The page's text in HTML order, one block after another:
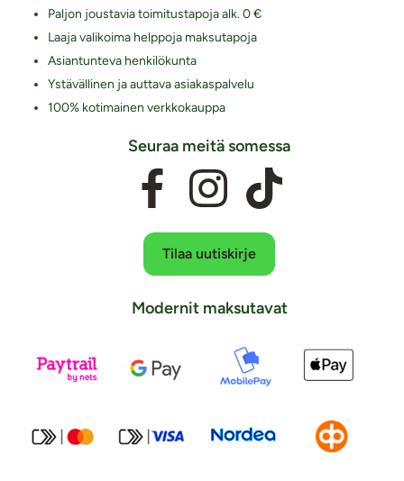
Paljon joustavia toimitustapoja alk. 0 €
Laaja valikoima helppoja maksutapoja
Asiantunteva henkilökunta
Ystävällinen ja auttava asiakaspalvelu
100% kotimainen verkkokauppa
Seuraa meitä somessa
Tilaa uutiskirje
Modernit maksutavat